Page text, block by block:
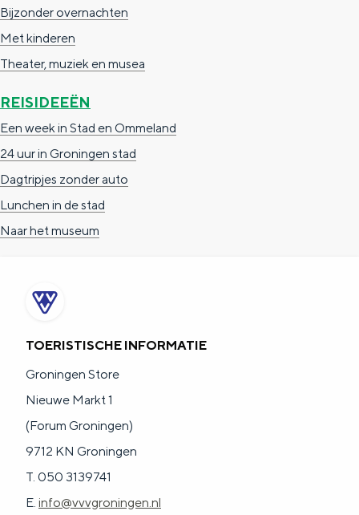
Bijzonder overnachten
Met kinderen
Theater, muziek en musea
REISIDEEËN
Een week in Stad en Ommeland
24 uur in Groningen stad
Dagtripjes zonder auto
Lunchen in de stad
Naar het museum
TOERISTISCHE INFORMATIE
Groningen Store
Nieuwe Markt 1
(Forum Groningen)
9712 KN Groningen
T. 050 3139741
E. info@vvvgroningen.nl